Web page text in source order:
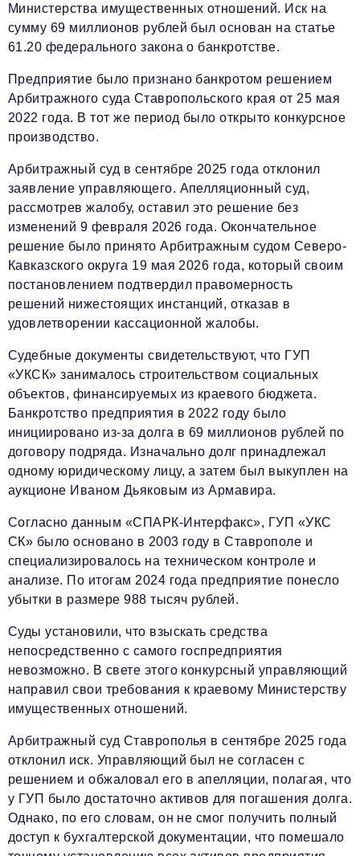
Общество
Транспорт
Ритейл
Телеком
Социальная сфера
ЖКХ
Новости компании
Фоторепортажи
Авторские материалы
Видео
Телефон редакции: +7 495 727-01-67
Электронные почты редакции:
Информационный отдел
info@business-magazine.online
Отдел рекламы
reklama@business-magazine.online
Отдел распространения/редакционная подписка
Отдел по работе с партнерами
partner@business-magazine.online
Министерства имущественных отношений. Иск на
сумму 69 миллионов рублей был основан на статье
61.20 федерального закона о банкротстве.
Предприятие было признано банкротом решением
Арбитражного суда Ставропольского края от 25 мая
2022 года. В тот же период было открыто конкурсное
производство.
Арбитражный суд в сентябре 2025 года отклонил
заявление управляющего. Апелляционный суд,
рассмотрев жалобу, оставил это решение без
изменений 9 февраля 2026 года. Окончательное
решение было принято Арбитражным судом Северо-
Кавказского округа 19 мая 2026 года, который своим
постановлением подтвердил правомерность
решений нижестоящих инстанций, отказав в
удовлетворении кассационной жалобы.
Судебные документы свидетельствуют, что ГУП
«УКСК» занималось строительством социальных
объектов, финансируемых из краевого бюджета.
Банкротство предприятия в 2022 году было
инициировано из-за долга в 69 миллионов рублей по
договору подряда. Изначально долг принадлежал
одному юридическому лицу, а затем был выкуплен на
аукционе Иваном Дьяковым из Армавира.
Согласно данным «СПАРК-Интерфакс», ГУП «УКС
СК» было основано в 2003 году в Ставрополе и
специализировалось на техническом контроле и
анализе. По итогам 2024 года предприятие понесло
убытки в размере 988 тысяч рублей.
Суды установили, что взыскать средства
непосредственно с самого госпредприятия
невозможно. В свете этого конкурсный управляющий
направил свои требования к краевому Министерству
имущественных отношений.
Арбитражный суд Ставрополья в сентябре 2025 года
отклонил иск. Управляющий был не согласен с
решением и обжаловал его в апелляции, полагая, что
у ГУП было достаточно активов для погашения долга.
Однако, по его словам, он не смог получить полный
доступ к бухгалтерской документации, что помешало